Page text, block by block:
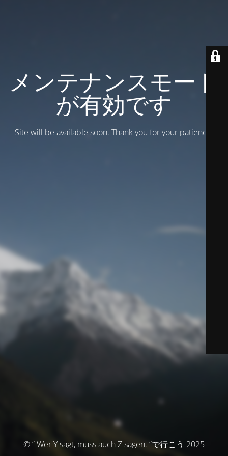
メンテナンスモード
が有効です
Site will be available soon. Thank you for your patience!
© ” Wer Y sagt, muss auch Z sagen. ”で行こう 2025